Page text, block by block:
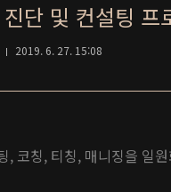
단 및 컨설팅 프
2019. 6. 27. 15:08
, 코칭, 티칭, 매니징을 일